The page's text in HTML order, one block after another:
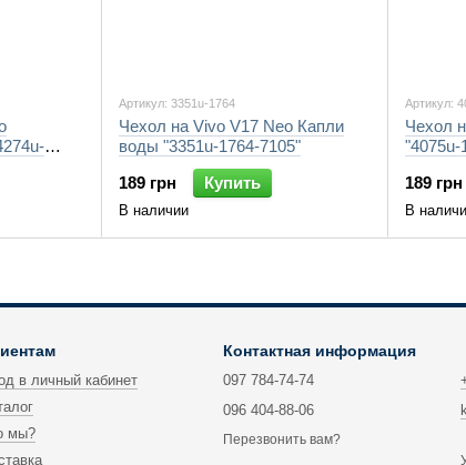
Артикул: 3351u-1764
Чехол на Vivo V17 Neo Капли
воды "3351u-1764-7105"
189 грн
Купить
В наличии
Артикул:
Чехол
"4075u-
189 грн
В
в личный кабинет
мы?
Контактная информация
097 784-74-74
096 404-88-06
Перезвонить вам?